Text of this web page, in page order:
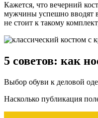
Кажется, что вечерний
мужчины успешно вводят
не стоит к такому
5 советов: как
Выбор обуви к деловой
Насколько публикация